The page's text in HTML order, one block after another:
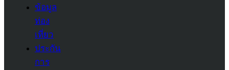
ข้อมูล
ท่อง
เที่ยว
ประกัน
การ